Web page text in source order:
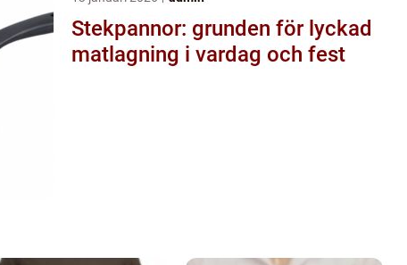
Stekpannor: grunden för lyckad
matlagning i vardag och fest